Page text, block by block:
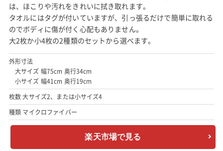
は、ほこりや汚れをきれいに拭き取れます。
タオルにはタグが付いていますが、引っ張るだけで簡単に取れる
のでボディに傷が付く心配もありません。
大2枚か小4枚の2種類のセットから選べます。
外形寸法
大サイズ 幅75cm 奥行34cm
小サイズ 幅41cm 奥行19cm
枚数 大サイズ2、または小サイズ4
種類 マイクロファイバー
楽天市場で見る